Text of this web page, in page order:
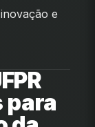
e
para